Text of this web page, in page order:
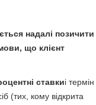
надалі позичити
що клієнт
ставкиі термін
(тих, кому відкрита